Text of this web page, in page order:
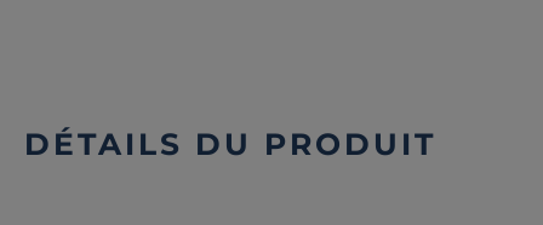
DÉTAILS DU PRODUIT